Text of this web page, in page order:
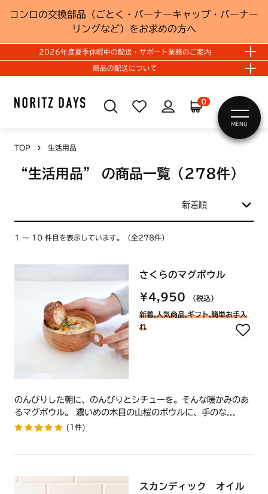
コンロの交換部品（ごとく・バーナーキャップ・バーナー
リングなど）をお求めの方へ
2026年度夏季休暇中の配送・サポート業務のご案内
商品の配送について
0
MENU
TOP 生活用品
“生活用品” の商品一覧（278件）
1 ～ 10 件目を表示しています。（全278件）
さくらのマグボウル
¥4,950 （税込）
新着,人気商品,ギフト,簡単お手入
れ
のんびりした朝に、のんびりとシチューを。そんな暖かみのあ
るマグボウル。 濃いめの木目の山桜のボウルに、手のな...
(1件)
スカンディック オイル